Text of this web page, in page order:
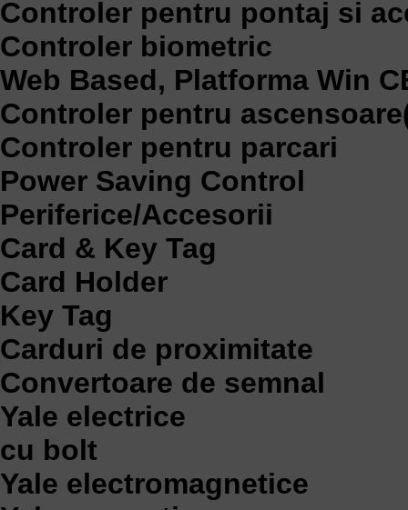
Controler pentru pontaj si
Controler biometric
Web Based, Platforma Win
Controler pentru
Controler pentru parcari
Power Saving Control
Periferice/Accesorii
Card & Key Tag
Card Holder
Key Tag
Carduri de proximitate
Convertoare de semnal
Yale electrice
cu bolt
Yale electromagnetice